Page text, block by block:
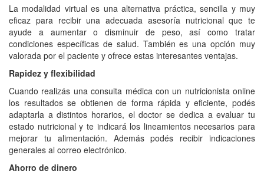
La modalidad virtual es una alternativa práctica, sencilla y muy
eficaz para recibir una adecuada asesoría nutricional que te
ayude a aumentar o disminuir de peso, así como tratar
condiciones específicas de salud. También es una opción muy
valorada por el paciente y ofrece estas interesantes ventajas.
Rapidez y flexibilidad
Cuando realizás una consulta médica con un nutricionista online
los resultados se obtienen de forma rápida y eficiente, podés
adaptarla a distintos horarios, el doctor se dedica a evaluar tu
estado nutricional y te indicará los lineamientos necesarios para
mejorar tu alimentación. Además podés recibir indicaciones
generales al correo electrónico.
Ahorro de dinero